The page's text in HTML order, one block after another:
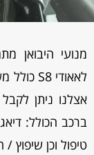
אצלנו ניתן
ברכב הכולל:
טיפול וכן שיפוץ